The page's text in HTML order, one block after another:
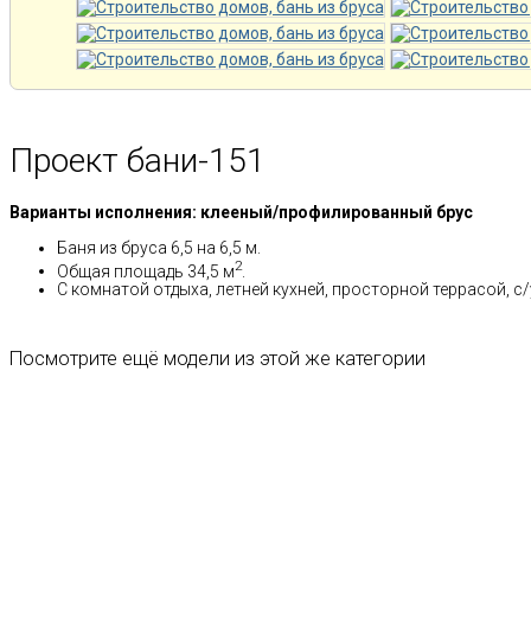
Проект бани-151
Варианты исполнения: клееный/профилированный брус
Баня из бруса 6,5 на 6,5 м.
Общая площадь 34,5 м2.
С комнатой отдыха, летней кухней, просторной террасой, с/
Посмотрите ещё модели из этой же категории